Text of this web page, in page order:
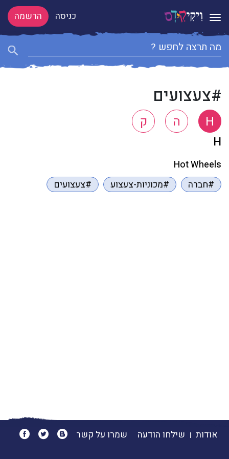
Toggle navigation כניסה הרשמה
#צעצועים
H ה ק
H
Hot Wheels
#חברה
#מכוניות-צעצוע #צעצועים
אודות שילחו הודעה שמרו על קשר